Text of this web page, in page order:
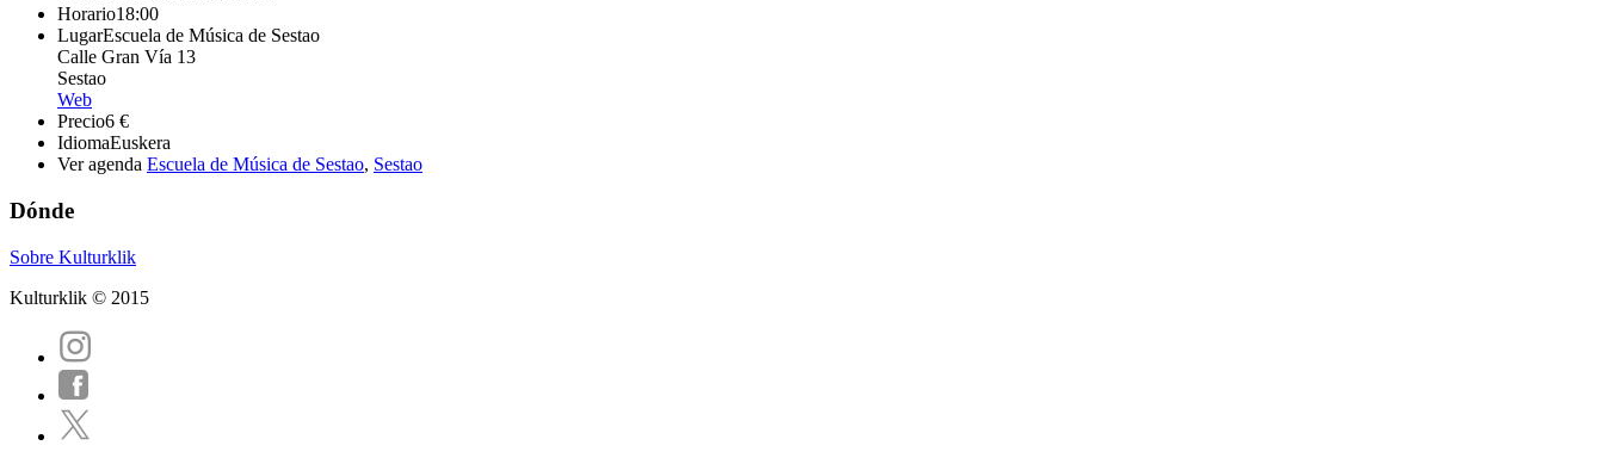
Horario18:00
LugarEscuela de Música de Sestao
Calle Gran Vía 13
Sestao
Web
Precio6 €
IdiomaEuskera
Ver agenda Escuela de Música de Sestao, Sestao
Dónde
Sobre Kulturklik
Kulturklik © 2015